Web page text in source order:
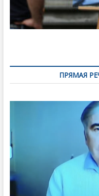
ПРЯМАЯ